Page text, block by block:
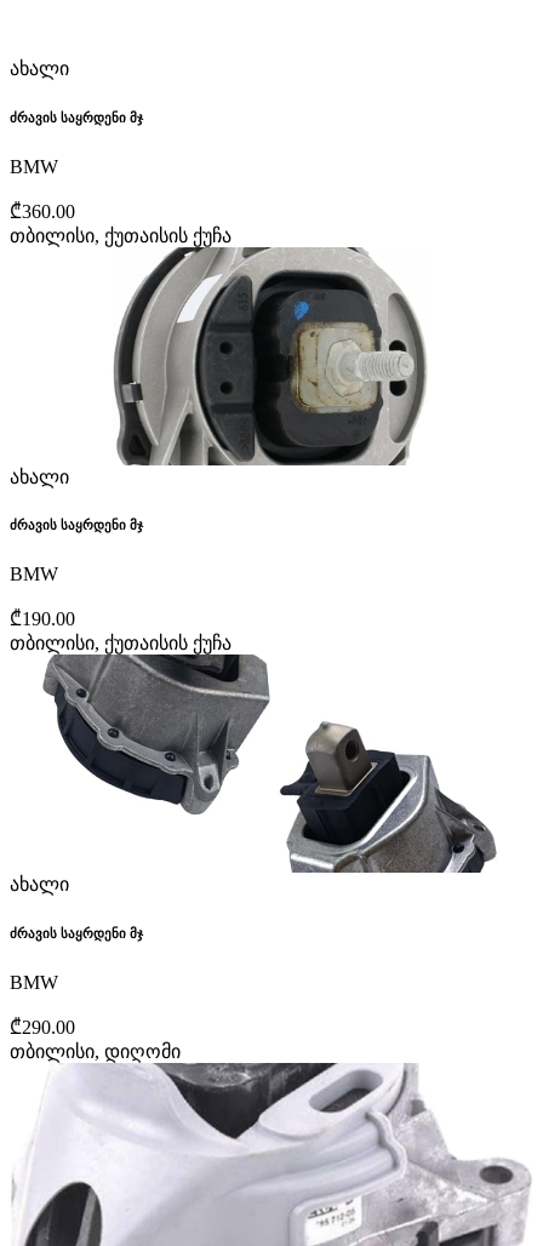
ახალი
ძრავის საყრდენი მჯ
BMW
₾360.00
თბილისი, ქუთაისის ქუჩა
ახალი
ძრავის საყრდენი მჯ
BMW
₾190.00
თბილისი, ქუთაისის ქუჩა
ახალი
ძრავის საყრდენი მჯ
BMW
₾290.00
თბილისი, დიღომი